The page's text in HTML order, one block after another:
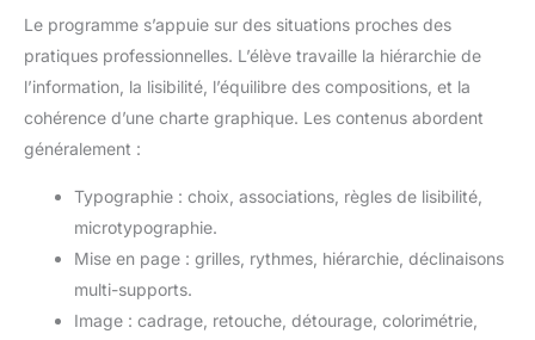
Le programme s’appuie sur des situations proches des
pratiques professionnelles. L’élève travaille la hiérarchie de
l’information, la lisibilité, l’équilibre des compositions, et la
cohérence d’une charte graphique. Les contenus abordent
généralement :
Typographie : choix, associations, règles de lisibilité,
microtypographie.
Mise en page : grilles, rythmes, hiérarchie, déclinaisons
multi-supports.
Image : cadrage, retouche, détourage, colorimétrie,